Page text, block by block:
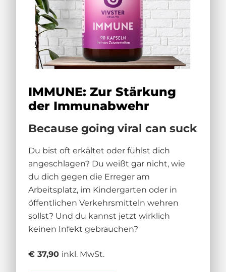
IMMUNE: Zur Stärkung
der Immunabwehr
Because going viral can suck
Du bist oft erkältet oder fühlst dich
angeschlagen? Du weißt gar nicht, wie
du dich gegen die Erreger am
Arbeitsplatz, im Kindergarten oder in
öffentlichen Verkehrsmitteln wehren
sollst? Und du kannst jetzt wirklich
keinen Infekt gebrauchen?
€ 37,90 inkl. MwSt.